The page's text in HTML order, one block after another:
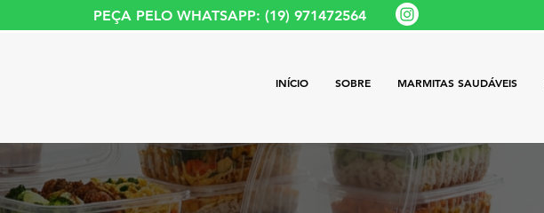
PEÇA PELO WHATSAPP: (19) 971472564
INÍCIO SOBRE MARMITAS SAUDÁVEIS